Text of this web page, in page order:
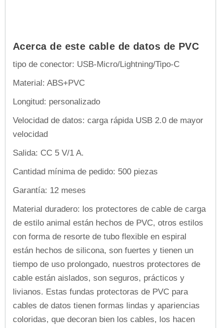
Acerca de este cable de datos de PVC
tipo de conector: USB-Micro/Lightning/Tipo-C
Material: ABS+PVC
Longitud: personalizado
Velocidad de datos: carga rápida USB 2.0 de mayor
velocidad
Salida: CC 5 V/1 A.
Cantidad mínima de pedido: 500 piezas
Garantía: 12 meses
Material duradero: los protectores de cable de carga
de estilo animal están hechos de PVC, otros estilos
con forma de resorte de tubo flexible en espiral
están hechos de silicona, son fuertes y tienen un
tiempo de uso prolongado, nuestros protectores de
cable están aislados, son seguros, prácticos y
livianos. Estas fundas protectoras de PVC para
cables de datos tienen formas lindas y apariencias
coloridas, que decoran bien los cables, los hacen